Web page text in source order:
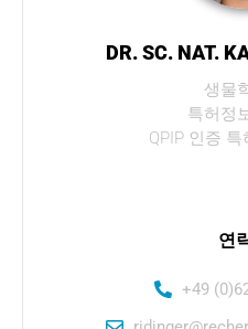
DR. SC. NAT.
생물
특허정
QPIP 인증
연
+49